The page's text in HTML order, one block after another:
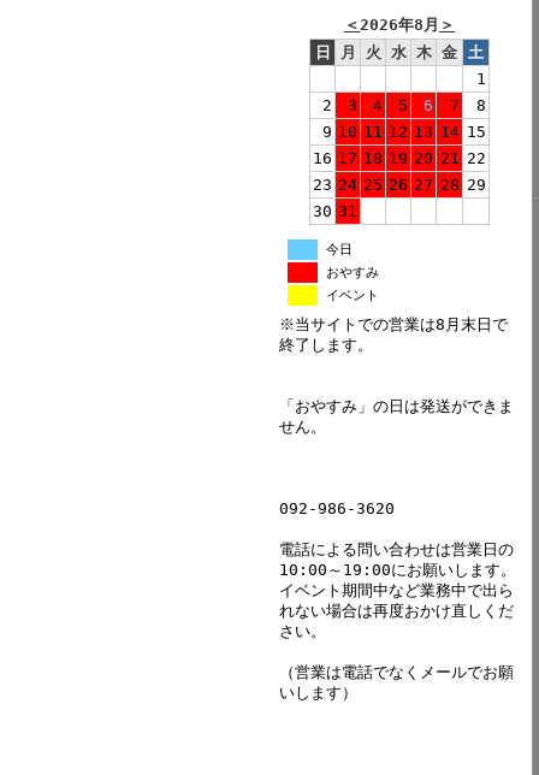
＜2026年8月 ＞
日
月 火 水 木 金 土
1
2
3 4 5 6 7
8
9 10 11 12 13 14 15
16 17 18 19 20 21 22
23 24 25 26 27 28 29
30 31
今日
おやすみ
イベント
※当サイトでの営業は8月末日で
終了します。
「おやすみ」の日は発送ができま
せん。
092-986-3620
電話による問い合わせは営業日の
10:00～19:00にお願いします。
イベント期間中など業務中で出ら
れない場合は再度おかけ直しくだ
さい。
（営業は電話でなくメールでお願
いします）